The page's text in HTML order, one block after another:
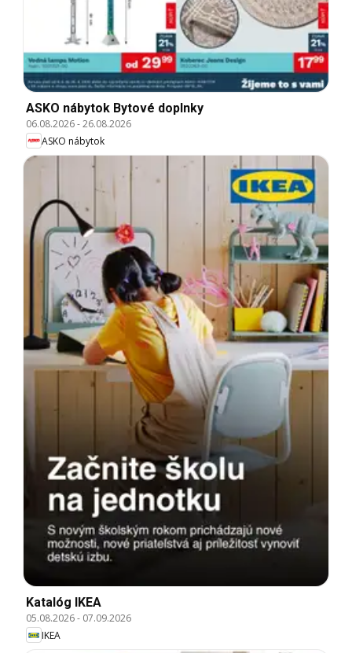
ASKO nábytok Bytové doplnky
06.08.2026-26.08.2026
ASKO nábytok
Katalóg IKEA
05.08.2026- 07.09.2026
IKEA